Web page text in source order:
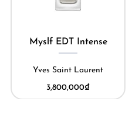
Myslf EDT Intense
Yves Saint Laurent
3,800,000₫